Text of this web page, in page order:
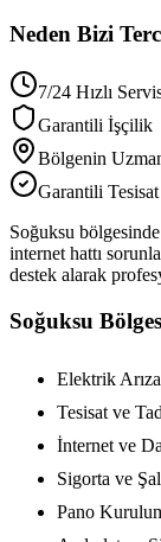
Neden Bizi
7/24 Hızlı
Garantili İşçilik
Bölgenin
Garantili
Soğuksu
internet hattı
destek alarak
Soğuksu
Elektrik
Tesisat ve
İnternet ve
Sigorta ve
Pano